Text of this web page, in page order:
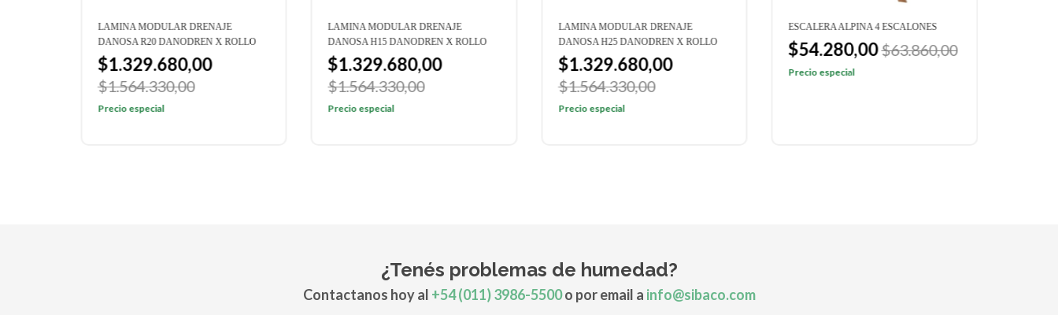
LAMINA MODULAR DRENAJE
DANOSA R20 DANODREN X ROLLO
$1.329.680,00
$1.564.330,00
Precio especial
LAMINA MODULAR DRENAJE
DANOSA H15 DANODREN X ROLLO
$1.329.680,00
$1.564.330,00
Precio especial
LAMINA MODULAR DRENAJE
DANOSA H25 DANODREN X ROLLO
$1.329.680,00
$1.564.330,00
Precio especial
ESCALERA ALPINA 4 ESCALONES
$54.280,00$63.860,00
Precio especial
¿Tenés problemas de humedad?
Contactanos hoy al +54 (011) 3986-5500o por email a info@sibaco.com